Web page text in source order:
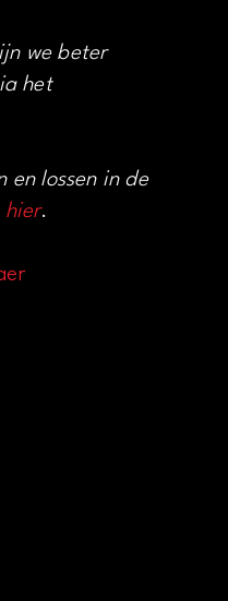
we beter
het
en lossen in de
hier.